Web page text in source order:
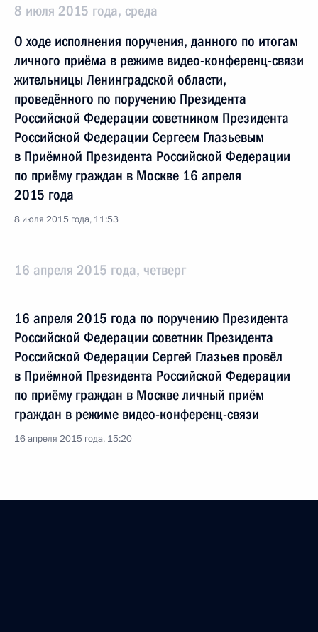
8 июля 2015 года, среда
О ходе исполнения поручения, данного по итогам
личного приёма в режиме видео-конференц-связи
жительницы Ленинградской области,
проведённого по поручению Президента
Российской Федерации советником Президента
Российской Федерации Сергеем Глазьевым
в Приёмной Президента Российской Федерации
по приёму граждан в Москве 16 апреля
2015 года
8 июля 2015 года, 11:53
16 апреля 2015 года, четверг
16 апреля 2015 года по поручению Президента
Российской Федерации советник Президента
Российской Федерации Сергей Глазьев провёл
в Приёмной Президента Российской Федерации
по приёму граждан в Москве личный приём
граждан в режиме видео-конференц-связи
16 апреля 2015 года, 15:20